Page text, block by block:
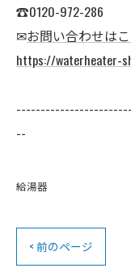
☎0120-972-286
✉お問い合わせは
https://waterheater-
--
給湯器
< 前のページ